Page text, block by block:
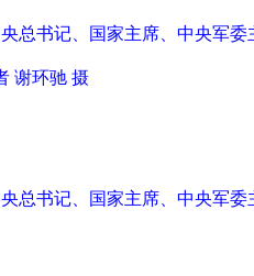
总书记、国家主席、中央军
谢环驰 摄
总书记、国家主席、中央军